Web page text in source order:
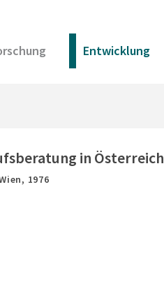
Entwicklung
in Österreich
1976